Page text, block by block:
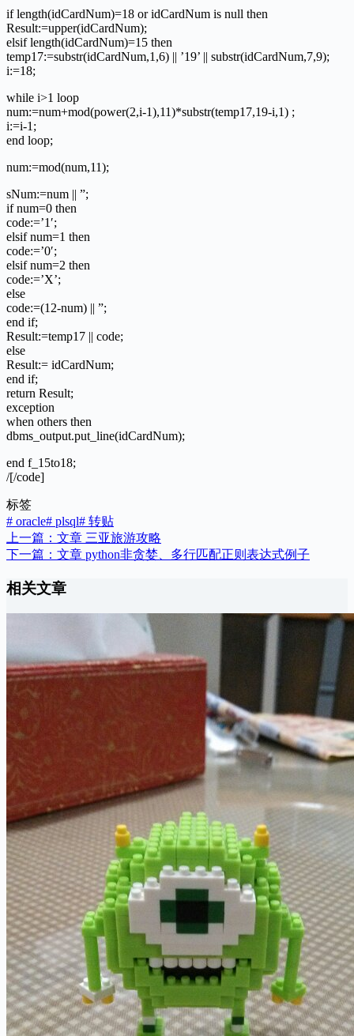
if length(idCardNum)=18 or idCardNum is null then
Result:=upper(idCardNum);
elsif length(idCardNum)=15 then
temp17:=substr(idCardNum,1,6) || ’19’ || substr(idCardNum,7,9);
i:=18;
while i>1 loop
num:=num+mod(power(2,i-1),11)*substr(temp17,19-i,1) ;
i:=i-1;
end loop;
num:=mod(num,11);
sNum:=num || ”;
if num=0 then
code:=’1′;
elsif num=1 then
code:=’0′;
elsif num=2 then
code:=’X’;
else
code:=(12-num) || ”;
end if;
Result:=temp17 || code;
else
Result:= idCardNum;
end if;
return Result;
exception
when others then
dbms_output.put_line(idCardNum);
end f_15to18;
/[/code]
标签
# oracle# plsql# 转贴
上一篇： 文章 三亚旅游攻略
下一篇： 文章 python非贪婪、多行匹配正则表达式例子
相关文章